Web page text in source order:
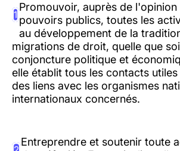
1
Promouvoir, auprès de l'opinion
pouvoirs publics, toutes les
au développement de la
migrations de droit, quelle que
conjoncture politique et
elle établit tous les contacts
des liens avec les organismes
internationaux concernés.
Entreprendre et soutenir toute